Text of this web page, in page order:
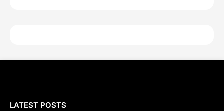
LATEST POSTS